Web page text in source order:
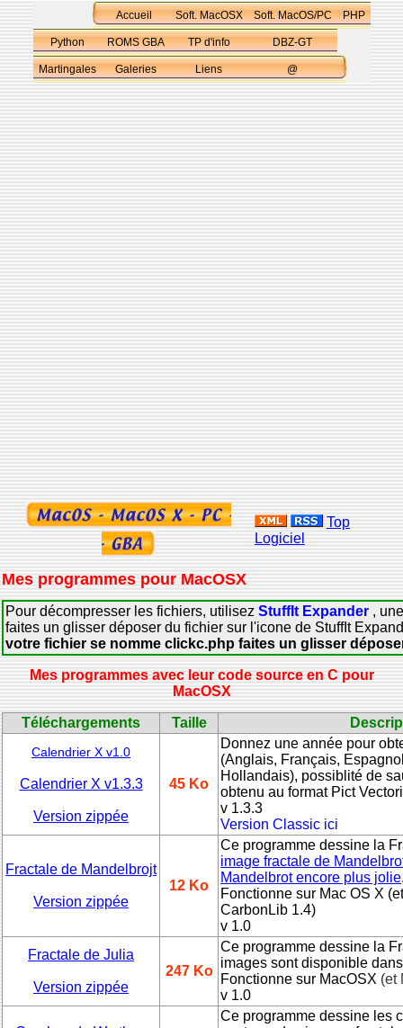
Accueil Soft. MacOSX Soft. MacOS/PC PHP
Python ROMS GBA TP d'info DBZ-GT
Martingales Galeries Liens @
Top
Logiciel
Mes programmes pour MacOSX
Pour décompresser les fichiers, utilisez StuffIt Expander ,
faites un glisser déposer du fichier sur l'icone de StuffIt
votre fichier se nomme clickc.php faites un glisser
Mes programmes avec leur code source en C pour
MacOSX
Téléchargements Taille
Calendrier X v1.0
Calendrier X v1.3.3
Version zippée
45 Ko
Donnez une année pour
(Anglais, Français,
Hollandais), possiblité de
obtenu au format Pict
v 1.3.3
Version Classic ici
Fractale de Mandelbrojt
Version zippée
12 Ko
Ce programme dessine la
image fractale de
Mandelbrot encore plus jolie
Fonctionne sur Mac OS X
CarbonLib 1.4)
v 1.0
Fractale de Julia
Version zippée
247 Ko
Ce programme dessine la
images sont disponible
Fonctionne sur MacOSX (et
v 1.0
Ce programme dessine les